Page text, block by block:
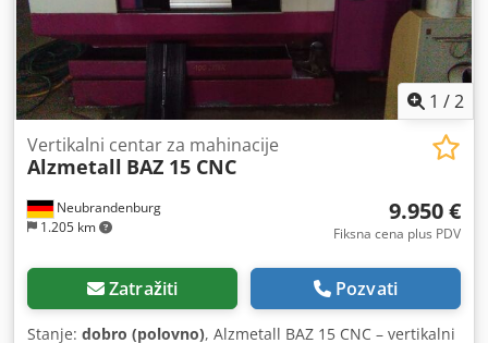
1 /2
Neubrandenburg
1.205 km
Vertikalni centar za mahinacije
Alzmetall BAZ 15 CNC
9.950 €
Fiksna cena plus PDV
Zatražiti Pozvati
Stanje: dobro (polovno), Alzmetall BAZ 15 CNC – vertikalni